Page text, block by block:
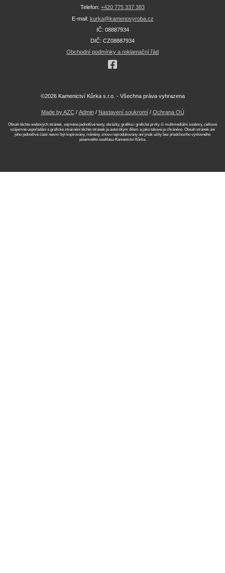
Telefon: +420 775 337 383
E-mail: kurka@kamenovyroba.cz
IČ: 08887934
DIČ: CZ08887934
Obchodní podmínky a reklamační řád
©2026 Kamenictví Kůrka s.r.o. - Všechna práva vyhrazena
Made by AZC/ Admin/ Nastavení soukromí/ Ochrana OÚ
Obsah těchto webových stránek, zejména jednotlivé texty, obrázky, grafika i grafické prvky či multimediální soubory, celkové
vzájemné uspořádání a grafické ztvárnění těchto stránek je autorským dílem a jako takové je chráněno. Obsah stránek ani
jeho jednotlivé části nesmí být kopírovány, měněny, znovu reprodukovány ani jinak užity bez předchozího výslovného
písemného souhlasu Kamenictví Kůrka.